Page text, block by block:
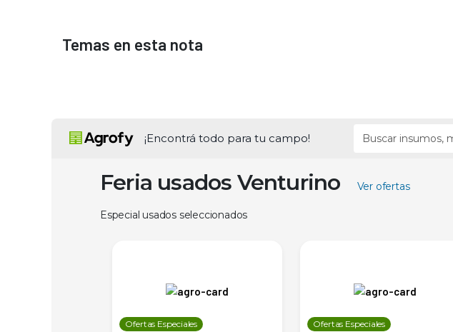
Temas en esta nota
¡Encontrá todo para tu campo!
Feria usados Venturino Ver ofertas
Especial usados seleccionados
Ofertas Especiales Ofertas Especiales